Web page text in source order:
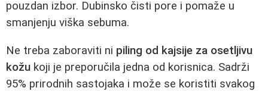
pouzdan izbor. Dubinsko čisti pore i pomaže u
smanjenju viška sebuma.
Ne treba zaboraviti ni piling od kajsije za osetljivu
kožu koji je preporučila jedna od korisnica. Sadrži
95% prirodnih sastojaka i može se koristiti svakog